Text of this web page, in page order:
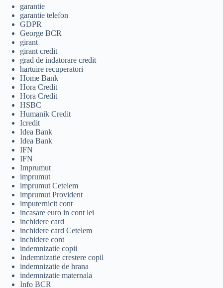
garantie
garantie telefon
GDPR
George BCR
girant
girant credit
grad de indatorare credit
hartuire recuperatori
Home Bank
Hora Credit
Hora Credit
HSBC
Humanik Credit
Icredit
Idea Bank
Idea Bank
IFN
IFN
Imprumut
imprumut
imprumut Cetelem
imprumut Provident
imputernicit cont
incasare euro in cont lei
inchidere card
inchidere card Cetelem
inchidere cont
indemnizatie copii
Indemnizatie crestere copil
indemnizatie de hrana
indemnizatie maternala
Info BCR